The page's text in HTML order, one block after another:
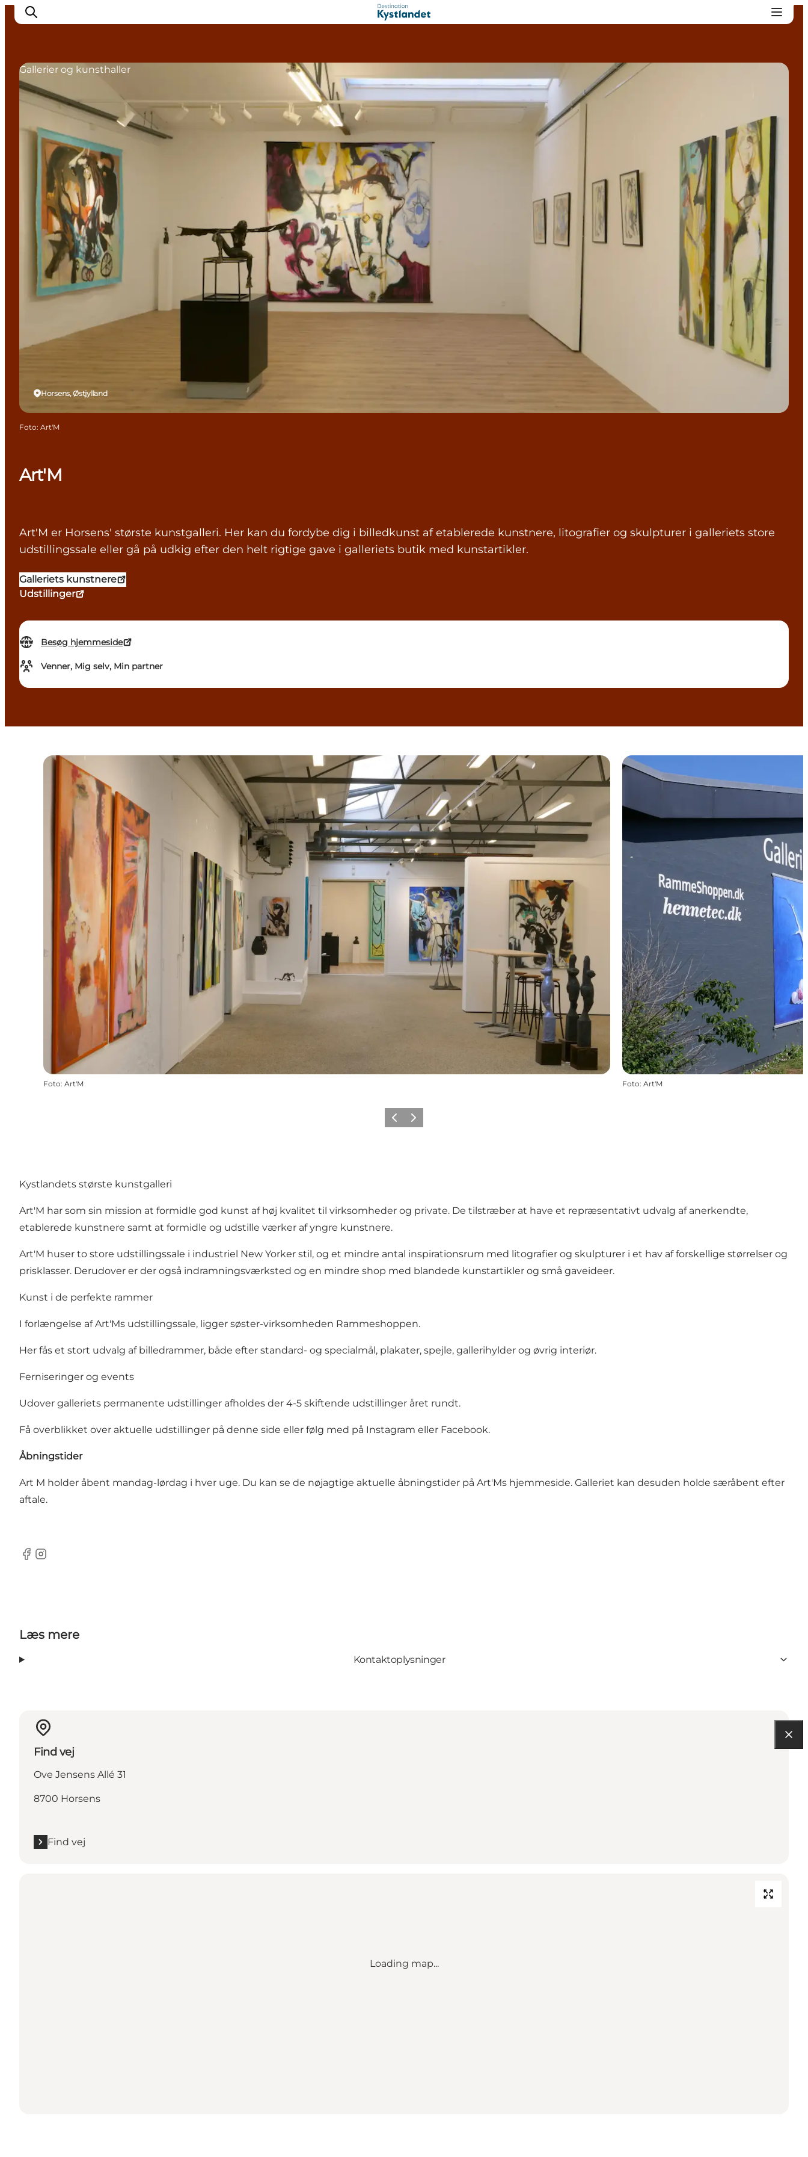
Det sker
Oplevelser
Overnatning
Køb billet
Art'M
Art'M er Horsens' største kunstgalleri. Her kan du fordybe dig i billedkunst af etablerede kunstnere, litografier og skulpturer i galleriets store
udstillingssale eller gå på udkig efter den helt rigtige gave i galleriets butik med kunstartikler.
Galleriets kunstnere
Udstillinger
Besøg hjemmeside
Venner, Mig selv, Min partner
Horsens, Østjylland
Gallerier og kunsthaller
Foto: Art'M
Foto: Art'M Foto: Art'M
ForrigeNæste
Kystlandets største kunstgalleri
Art'M har som sin mission at formidle god kunst af høj kvalitet til virksomheder og private. De tilstræber at have et repræsentativt udvalg af anerkendte,
etablerede kunstnere samt at formidle og udstille værker af yngre kunstnere.
Art'M huser to store udstillingssale i industriel New Yorker stil, og et mindre antal inspirationsrum med litografier og skulpturer i et hav af forskellige størrelser og
prisklasser. Derudover er der også indramningsværksted og en mindre shop med blandede kunstartikler og små gaveideer.
Kunst i de perfekte rammer
I forlængelse af Art'Ms udstillingssale, ligger søster-virksomheden Rammeshoppen.
Her fås et stort udvalg af billedrammer, både efter standard- og specialmål, plakater, spejle, gallerihylder og øvrig interiør.
Ferniseringer og events
Udover galleriets permanente udstillinger afholdes der 4-5 skiftende udstillinger året rundt.
Få overblikket over aktuelle udstillinger på denne side eller følg med på Instagram eller Facebook.
Åbningstider
Art M holder åbent mandag-lørdag i hver uge. Du kan se de nøjagtige aktuelle åbningstider på Art'Ms hjemmeside. Galleriet kan desuden holde særåbent efter
aftale.
Facebook
Instagram
Læs mere
Kontaktoplysninger
Find vej
Ove Jensens Allé 31
8700 Horsens
Find vej
Loading map...